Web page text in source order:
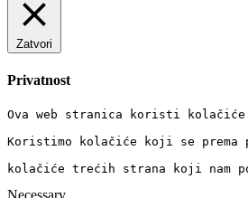
Zatvori
Privatnost
Ova web stranica koristi
Koristimo kolačiće koji se
kolačiće trećih strana koji nam